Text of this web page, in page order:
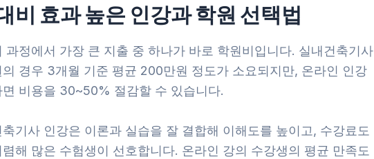
비 효과 높은 인강과 학원 선택법
과정에서 가장 큰 지출 중 하나가 바로 학원비입니다. 실내건축기사
의 경우 3개월 기준 평균 200만원 정도가 소요되지만, 온라인 인강
면 비용을 30~50% 절감할 수 있습니다.
축기사 인강은 이론과 실습을 잘 결합해 이해도를 높이고, 수강료도
해 많은 수험생이 선호합니다. 온라인 강의 수강생의 평균 만족도